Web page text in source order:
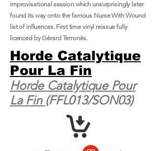
improvisational session which unsurprisingly later
found its way onto the famous Nurse With Wound
list of influences. First time vinyl reissue fully
licenced by Gérard Terronès.
Horde Catalytique
Pour La Fin
Horde Catalytique Pour
La Fin (FFL013/SON03)